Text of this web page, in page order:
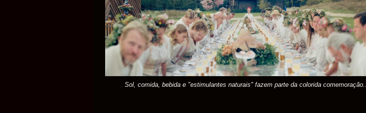
Sol, comida, bebida e "estimulantes naturais" fazem parte da colorida comemoração...